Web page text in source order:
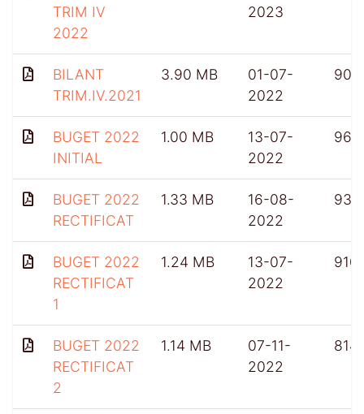
TRIM IV
2022
2023
BILANT
TRIM.IV.2021
3.90 MB
01-07-
2022
909
BUGET 2022
INITIAL
1.00 MB
13-07-
2022
964
BUGET 2022
RECTIFICAT
1.33 MB
16-08-
2022
934
BUGET 2022
RECTIFICAT
1
1.24 MB
13-07-
2022
910
BUGET 2022
RECTIFICAT
2
1.14 MB
07-11-
2022
814